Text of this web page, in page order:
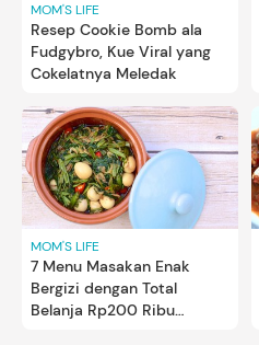
MOM'S LIFE
Resep Cookie Bomb ala
Fudgybro, Kue Viral yang
Cokelatnya Meledak
MOM'S LIFE
7 Menu Masakan Enak
Bergizi dengan Total
Belanja Rp200 Ribu